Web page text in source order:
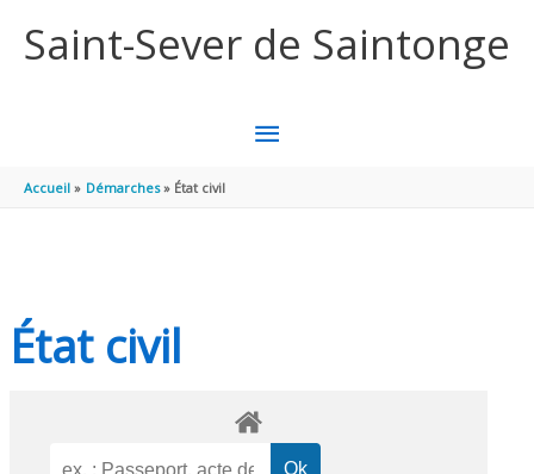
Saint-Sever de Saintonge
MENU
Accueil Démarches État civil
État civil